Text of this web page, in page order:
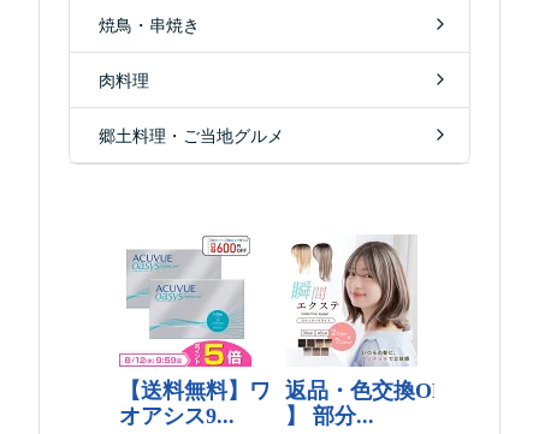
焼鳥・串焼き
肉料理
郷土料理・ご当地グルメ